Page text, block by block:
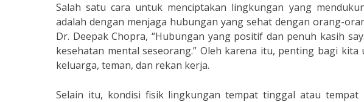
Salah satu cara untuk menciptakan lingkungan yang
adalah dengan menjaga hubungan yang sehat dengan orang-
Dr. Deepak Chopra, “Hubungan yang positif dan penuh kasih
kesehatan mental seseorang.” Oleh karena itu, penting bagi
keluarga, teman, dan rekan kerja.
Selain itu, kondisi fisik lingkungan tempat tinggal atau tempat